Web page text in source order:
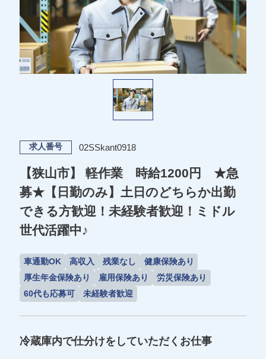
求人番号 02SSkant0918
【狭山市】 軽作業 時給1200円 ★急
募★【日勤のみ】土日のどちらか出勤
できる方歓迎！未経験者歓迎！ミドル
世代活躍中♪
車通勤OK 高収入 残業なし
健康保険あり
厚生年金保険あり
雇用保険あり
労災保険あり
60代も応募可
未経験者歓迎
冷蔵庫内で仕分けをしていただくお仕事